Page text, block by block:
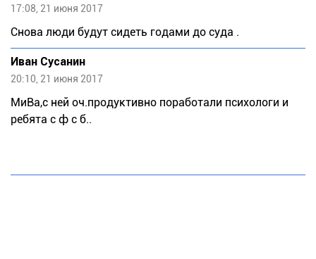
17:08, 21 июня 2017
Снова люди будут сидеть годами до суда .
Иван Сусанин
20:10, 21 июня 2017
MиВа,с ней оч.продуктивно поработали психологи и
ребята с ф с б..